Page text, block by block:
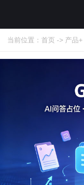
当前位置： 首页 -> 产品+